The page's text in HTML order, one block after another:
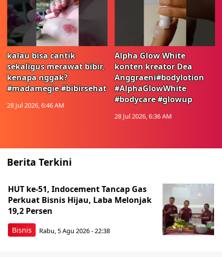
kalau bisa cantik
sekaligus merawat bibir,
kenapa nggak?
#madamegie #bibirsehat
28 Jul 2026, 6:46 AM
Alpha Glow White
konten kreator Dea
Anggraeni#bodylotion
#AlphaGlowWhite
#bodycare #glowup
28 Jul 2026, 6:36 AM
Berita Terkini
Bisnis
HUT ke-51, Indocement Tancap Gas
Perkuat Bisnis Hijau, Laba Melonjak
19,2 Persen
Rabu, 5 Agu 2026 - 22:38